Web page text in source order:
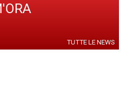
TUTTE LE NEWS